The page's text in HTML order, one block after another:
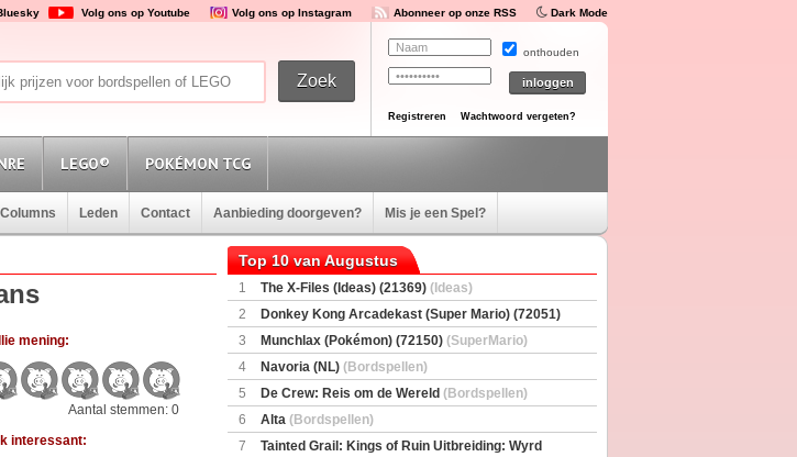
Volg ons op Youtube Volg ons op Instagram Abonneer op onze RSS Dark Mode
onthouden
Registreren Wachtwoord vergeten?
LEGO® POKÉMON TCG
Columns Leden Contact Aanbieding doorgeven? Mis je een Spel?
mening:
Aantal stemmen: 0
interessant:
Top 10 van Augustus
1 The X-Files (Ideas) (21369) (Ideas)
2
Donkey Kong Arcadekast (Super Mario) (72051)
(SuperMario)
3 Munchlax (Pokémon) (72150) (SuperMario)
4
Navoria (NL) (Bordspellen)
5
De Crew: Reis om de Wereld (Bordspellen)
6
Alta (Bordspellen)
7
Tainted Grail: Kings of Ruin Uitbreiding: Wyrd